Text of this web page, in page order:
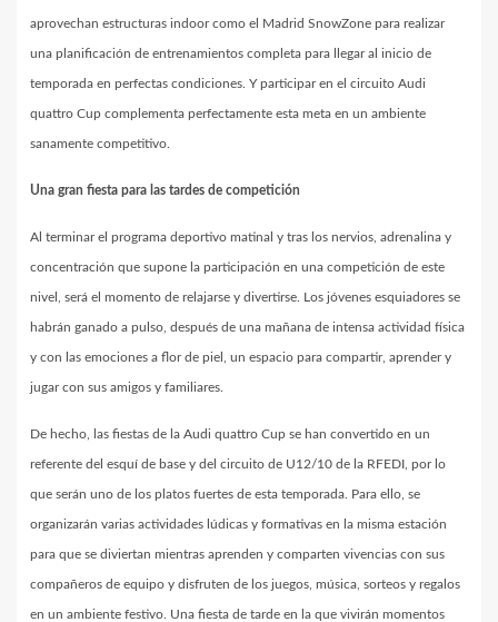
aprovechan estructuras indoor como el Madrid SnowZone para realizar
una planificación de entrenamientos completa para llegar al inicio de
temporada en perfectas condiciones. Y participar en el circuito Audi
quattro Cup complementa perfectamente esta meta en un ambiente
sanamente competitivo.
Una gran fiesta para las tardes de competición
Al terminar el programa deportivo matinal y tras los nervios, adrenalina y
concentración que supone la participación en una competición de este
nivel, será el momento de relajarse y divertirse. Los jóvenes esquiadores se
habrán ganado a pulso, después de una mañana de intensa actividad física
y con las emociones a flor de piel, un espacio para compartir, aprender y
jugar con sus amigos y familiares.
De hecho, las fiestas de la Audi quattro Cup se han convertido en un
referente del esquí de base y del circuito de U12/10 de la RFEDI, por lo
que serán uno de los platos fuertes de esta temporada. Para ello, se
organizarán varias actividades lúdicas y formativas en la misma estación
para que se diviertan mientras aprenden y comparten vivencias con sus
compañeros de equipo y disfruten de los juegos, música, sorteos y regalos
en un ambiente festivo. Una fiesta de tarde en la que vivirán momentos